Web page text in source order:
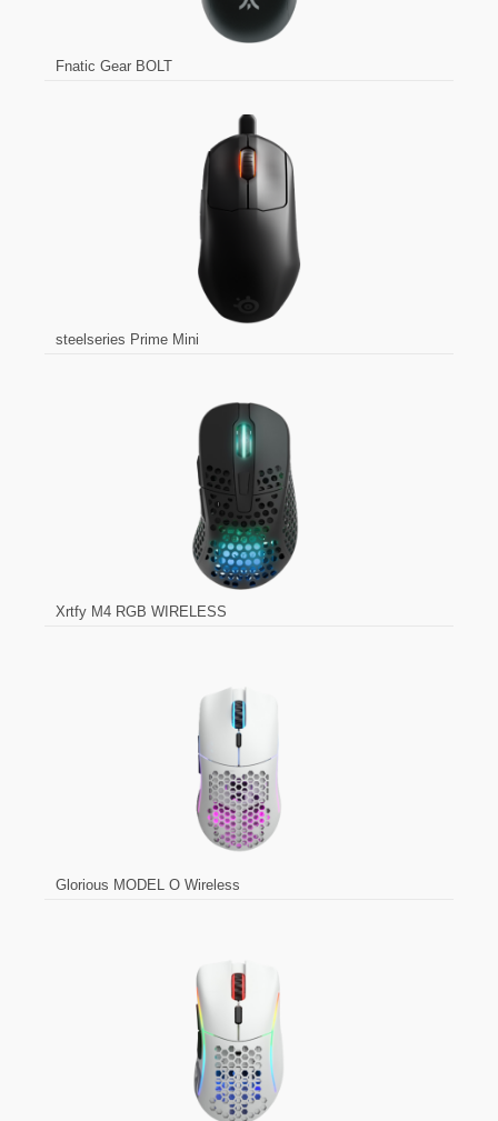
Fnatic Gear BOLT
steelseries Prime Mini
Xrtfy M4 RGB WIRELESS
Glorious MODEL O Wireless